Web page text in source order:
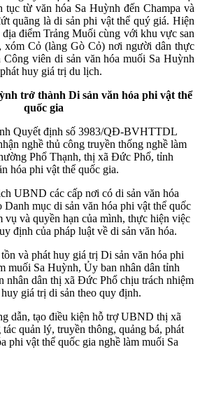
tục từ văn hóa Sa Huỳnh đến Champa và
quãng là di sản phi vật thể quý giá. Hiện
địa điểm Trảng Muối cùng với khu vực san
xóm Cỏ (làng Gò Cỏ) nơi người dân thực
Công viên di sản văn hóa muối Sa Huỳnh
huy giá trị du lịch.
trở thành Di sản văn hóa phi vật thể
quốc gia
Quyết định số 3983/QĐ-BVHTTDL
nghề thủ công truyền thống nghề làm
Phổ Thạnh, thị xã Đức Phổ, tỉnh
hóa phi vật thể quốc gia.
UBND các cấp nơi có di sản văn hóa
mục di sản văn hóa phi vật thể quốc
vụ và quyền hạn của mình, thực hiện việc
định của pháp luật về di sản văn hóa.
và phát huy giá trị Di sản văn hóa phi
muối Sa Huỳnh, Ủy ban nhân dân tỉnh
nhân dân thị xã Đức Phổ chịu trách nhiệm
giá trị di sản theo quy định.
dẫn, tạo điều kiện hỗ trợ UBND thị xã
quản lý, truyền thông, quảng bá, phát
phi vật thể quốc gia nghề làm muối Sa